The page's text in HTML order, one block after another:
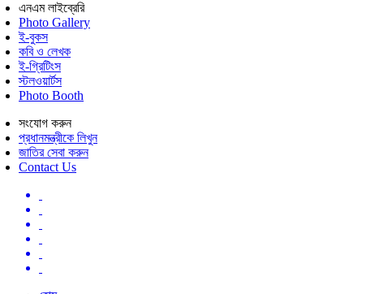
এনএম লাইব্রেরি
Photo Gallery
ই-বুকস
কবি ও লেখক
ই-গ্রিটিংস
স্টলওয়ার্টস
Photo Booth
সংযোগ করুন
প্রধানমন্ত্রীকে লিখুন
জাতির সেবা করুন
Contact Us